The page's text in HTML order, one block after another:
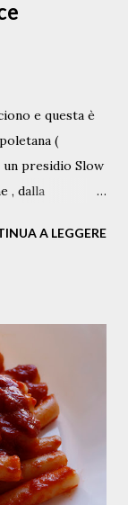
e questa è
(
un presidio Slow
, dalla
coltivata
nella
quando
invernale,
nell’
contorno
ci sta bene
Questa
A LEGGERE